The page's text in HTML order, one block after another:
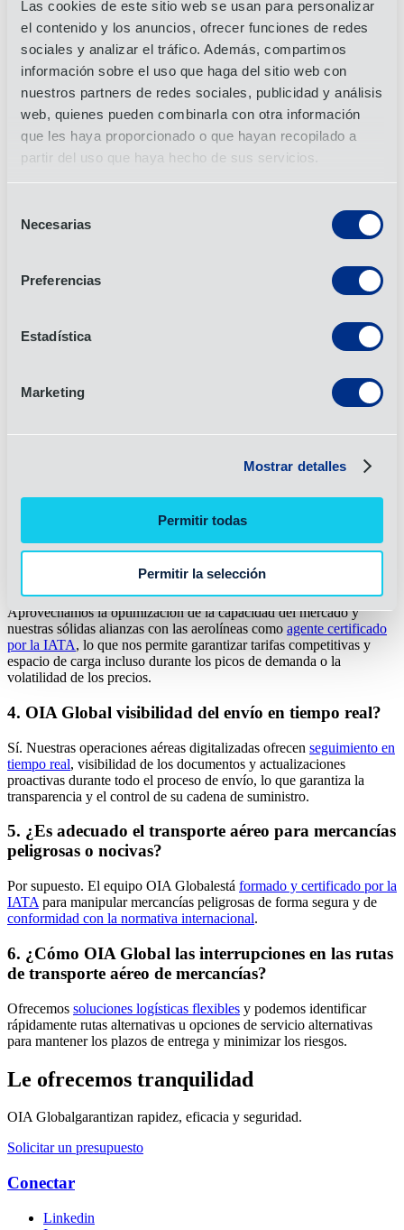
Las cookies de este sitio web se usan para personalizar
el contenido y los anuncios, ofrecer funciones de redes
sociales y analizar el tráfico. Además, compartimos
información sobre el uso que haga del sitio web con
nuestros partners de redes sociales, publicidad y análisis
web, quienes pueden combinarla con otra información
que les haya proporcionado o que hayan recopilado a
partir del uso que haya hecho de sus servicios.
Necesarias
Preferencias
Estadística
Marketing
Mostrar detalles
Permitir todas
Permitir la selección
Comercio y estilo de vida
Informes del carbono
Quantify your emissions
Especificaciones del contenedor de aire
transporte marítimo u otro medio de transporte?
internacionales, ya que garantiza una rápida comercialización, un
reabastecimiento fiable de las existencias y lanzamientos puntuales
de productos. Es ideal para empresas que necesitan entregas
2. ¿Qué tipos de carga se pueden transportar por vía
El transporte aéreo admite mercancías con control de temperatura,
productos perecederos, materiales peligrosos y cargas de gran
3. ¿Cómo OIA Global tarifas competitivas para el
transporte aéreo de mercancías?
Aprovechamos la optimización de la capacidad del mercado y
nuestras sólidas alianzas con las aerolíneas como agente certificado
por la IATA, lo que nos permite garantizar tarifas competitivas y
espacio de carga incluso durante los picos de demanda o la
volatilidad de los precios.
4. OIA Global visibilidad del envío en tiempo real?
Sí. Nuestras operaciones aéreas digitalizadas ofrecen seguimiento en
tiempo real, visibilidad de los documentos y actualizaciones
proactivas durante todo el proceso de envío, lo que garantiza la
transparencia y el control de su cadena de suministro.
5. ¿Es adecuado el transporte aéreo para mercancías
peligrosas o nocivas?
Por supuesto. El equipo OIA Globalestá formado y certificado por la
IATA para manipular mercancías peligrosas de forma segura y de
conformidad con la normativa internacional.
6. ¿Cómo OIA Global las interrupciones en las rutas
de transporte aéreo de mercancías?
Ofrecemos soluciones logísticas flexibles y podemos identificar
rápidamente rutas alternativas u opciones de servicio alternativas
para mantener los plazos de entrega y minimizar los riesgos.
Le ofrecemos tranquilidad
OIA Globalgarantizan rapidez, eficacia y seguridad.
Solicitar un presupuesto
Conectar
Linkedin